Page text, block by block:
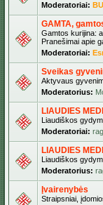
Moderatoriai:
GAMTA,
Gamtos kurijina:
Pranešimai apie
Moderatoriai:
Sveikas
Aktyvaus
Moderatorius:
LIAUDIES
Liaudiškos
Moderatoriai:
LIAUDIES
Liaudiškos
Moderatorius:
Įvairenybės
Straipsniai,